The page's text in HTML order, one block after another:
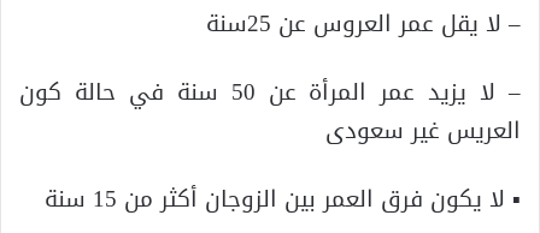
– لا يقل عمر العروس عن 25سنة
– لا يزيد عمر المرأة عن 50 سنة في حالة كون
العريس غير سعودى
▪ لا يكون فرق العمر بين الزوجان أكثر من 15 سنة